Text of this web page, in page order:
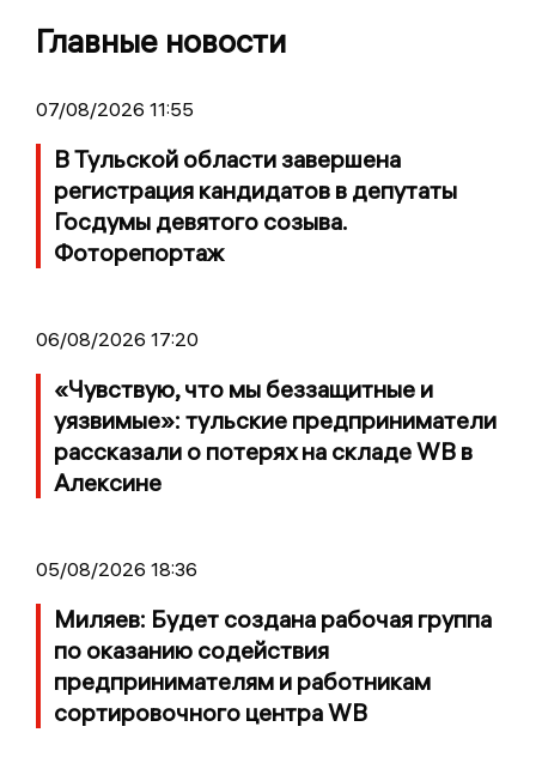
Главные новости
07/08/2026 11:55
В Тульской области завершена
регистрация кандидатов в депутаты
Госдумы девятого созыва.
Фоторепортаж
06/08/2026 17:20
«Чувствую, что мы беззащитные и
уязвимые»: тульские предприниматели
рассказали о потерях на складе WB в
Алексине
05/08/2026 18:36
Миляев: Будет создана рабочая группа
по оказанию содействия
предпринимателям и работникам
сортировочного центра WB